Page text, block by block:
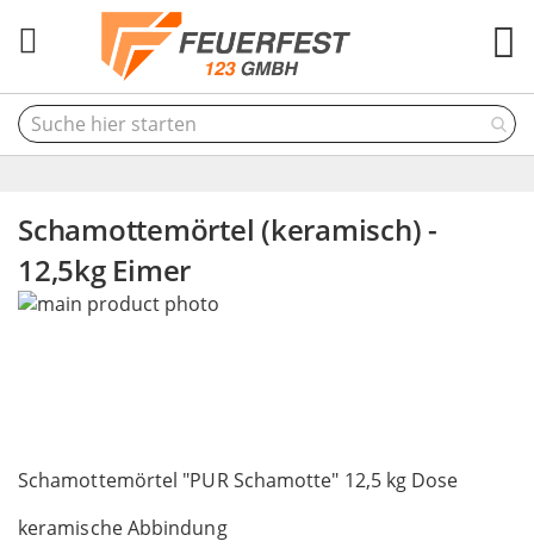
Schamottemörtel (keramisch) -
12,5kg Eimer
Schamottemörtel "PUR Schamotte" 12,5 kg Dose
keramische Abbindung
Skip
gallery
to
beginning